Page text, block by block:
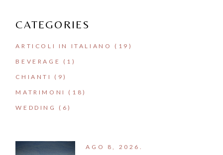
CATEGORIES
ARTICOLI IN ITALIANO (19)
BEVERAGE (1)
CHIANTI (9)
MATRIMONI (18)
WEDDING (6)
AGO 8, 2026.